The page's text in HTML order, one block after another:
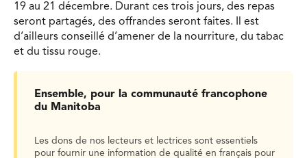
19 au 21 décembre. Durant ces trois jours, des repas
seront partagés, des offrandes seront faites. Il est
d’ailleurs conseillé d’amener de la nourriture, du tabac
et du tissu rouge.
Ensemble, pour la communauté francophone
du Manitoba
Les dons de nos lecteurs et lectrices sont essentiels
pour fournir une information de qualité en français pour